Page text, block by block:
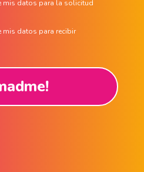
mis datos para la solicitud
mis datos para recibir